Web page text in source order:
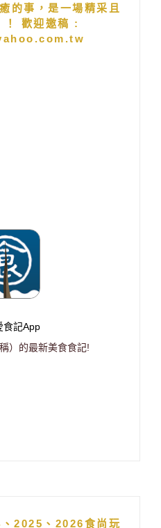
的事，是一場精采且
！ 歡迎邀稿 :
食記App
）的最新美食食記!
2025、2026食尚玩